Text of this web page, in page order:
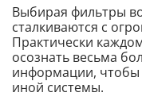
Выбирая фильтры
сталкиваются с
Практически
осознать весьма
информации, чтобы
иной системы.